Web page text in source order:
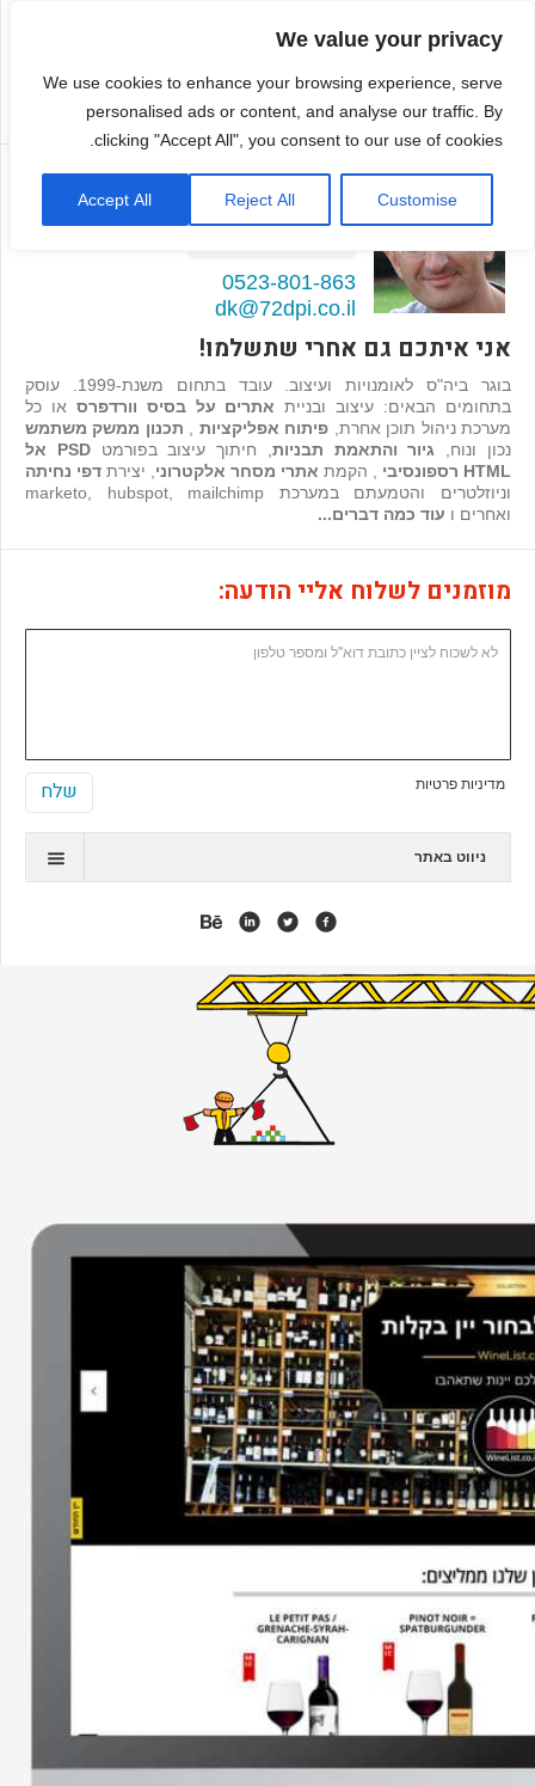
We value your privacy
We use cookies to enhance your browsing experience, serve
personalised ads or content, and analyse our traffic. By
clicking "Accept All", you consent to our use of cookies.
Customise
Reject All
Accept All דמיטרי קגן
בונה אתרים ואפליקציות
0523-801-863
dk@72dpi.co.il
אני איתכם גם אחרי שתשלמו!
בוגר ביה"ס לאומנויות ועיצוב. עובד בתחום משנת-1999. עוסק
בתחומים הבאים: עיצוב ובניית אתרים על בסיס וורדפרס או כל
מערכת ניהול תוכן אחרת, פיתוח אפליקציות
תכנון ממשק משתמש
נכון ונוח, גיור והתאמת תבניות , חיתוך עיצוב בפורמט
PSD אל
HTML רספונסיבי
, הקמת אתרי מסחר אלקטרוני , יצירת דפי נחיתה
וניוזלטרים והטמעתם במערכת marketo, hubspot, mailchimp
ואחרים ו עוד כמה דברים...
מוזמנים לשלוח אליי הודעה:
מדיניות פרטיות
ניווט באתר
אנימציה
דפי נחיתה
ווידאו
חיתוך PSD ל-HTML
חנות ווירטואלית
ממשק משתמש
עיצוב אתרים